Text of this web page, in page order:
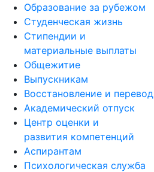
Образование за рубежом
Студенческая жизнь
Стипендии и
материальные выплаты
Общежитие
Выпускникам
Восстановление и перевод
Академический отпуск
Центр оценки и
развития компетенций
Аспирантам
Психологическая служба